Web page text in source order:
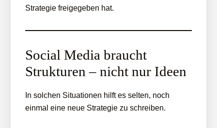
Strategie freigegeben hat.
Social Media braucht
Strukturen – nicht nur Ideen
In solchen Situationen hilft es selten, noch
einmal eine neue Strategie zu schreiben.